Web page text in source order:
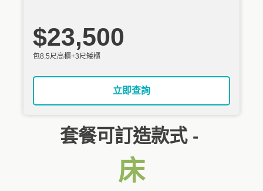
$23,500
包8.5尺高櫃+3尺矮櫃
立即查詢
套餐可訂造款式 -
床